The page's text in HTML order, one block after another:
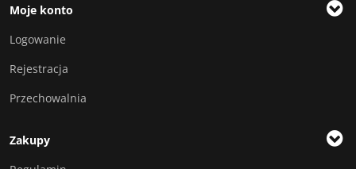
Moje konto
Logowanie
Rejestracja
Przechowalnia
Zakupy